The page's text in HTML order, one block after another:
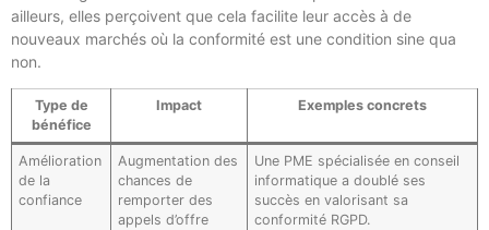
ailleurs, elles perçoivent que cela facilite leur accès à de
nouveaux marchés où la conformité est une condition sine qua
non.
Type de
bénéfice
Impact Exemples concrets
Amélioration
de la
confiance
Augmentation des
chances de
remporter des
appels d’offre
Une PME spécialisée en conseil
informatique a doublé ses
succès en valorisant sa
conformité RGPD.